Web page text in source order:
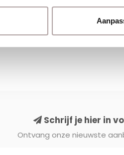
Schrijf je hier in
Ontvang onze nieuwste